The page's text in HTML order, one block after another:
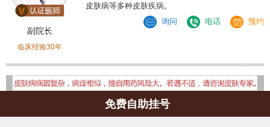
副院长
临床经验30年
皮肤病等多种皮肤疾病。
询问
电话 预约
免费自助挂号